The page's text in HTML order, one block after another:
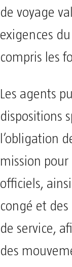
de voyage
exigences
compris les
Les agents
dispositions
l’obligation
mission
officiels,
congé et
de service,
des